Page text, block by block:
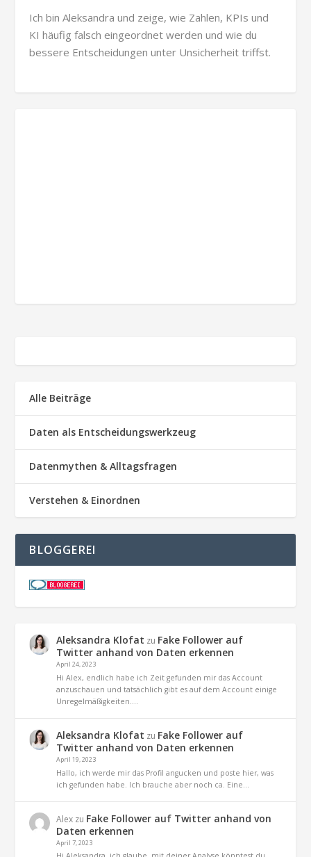
Ich bin Aleksandra und zeige, wie Zahlen, KPIs und
KI häufig falsch eingeordnet werden und wie du
bessere Entscheidungen unter Unsicherheit triffst.
Alle Beiträge
Daten als Entscheidungswerkzeug
Datenmythen & Alltagsfragen
Verstehen & Einordnen
BLOGGEREI
Aleksandra Klofat zu Fake Follower auf
Twitter anhand von Daten erkennen
April 24, 2023
Hi Alex, endlich habe ich Zeit gefunden mir das Account
anzuschauen und tatsächlich gibt es auf dem Account einige
Unregelmäßigkeiten.…
Aleksandra Klofat zu Fake Follower auf
Twitter anhand von Daten erkennen
April 19, 2023
Hallo, ich werde mir das Profil angucken und poste hier, was
ich gefunden habe. Ich brauche aber noch ca. Eine…
Alex zu Fake Follower auf Twitter anhand von
Daten erkennen
April 7, 2023